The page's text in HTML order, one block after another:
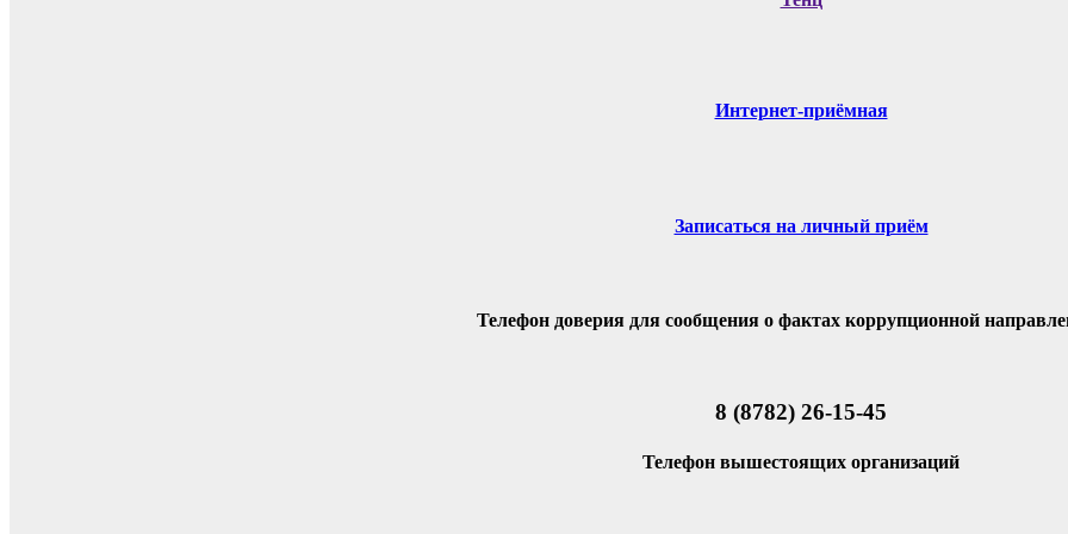
Интернет-приёмная
Записаться на личный приём
Телефон доверия для сообщения о фактах коррупционной
8 (8782) 26-15-45
Телефон вышестоящих организаций